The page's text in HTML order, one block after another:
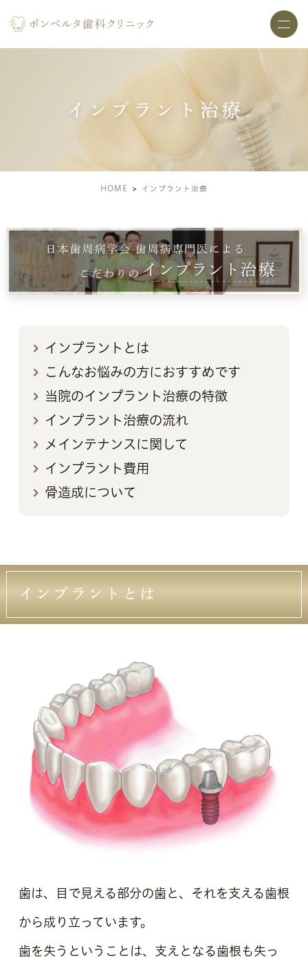
インプラント治療
HOME インプラント治療
インプラントとは
こんなお悩みの方におすすめです
当院のインプラント治療の特徴
インプラント治療の流れ
メインテナンスに関して
インプラント費用
骨造成について
インプラントとは
歯は、目で見える部分の歯と、それを支える歯根
から成り立っています。
歯を失うということは、支えとなる歯根も失っ